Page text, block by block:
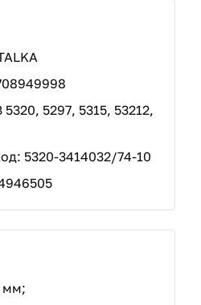
5297, 5315, 53212,
5320-3414032/74-10
мм;